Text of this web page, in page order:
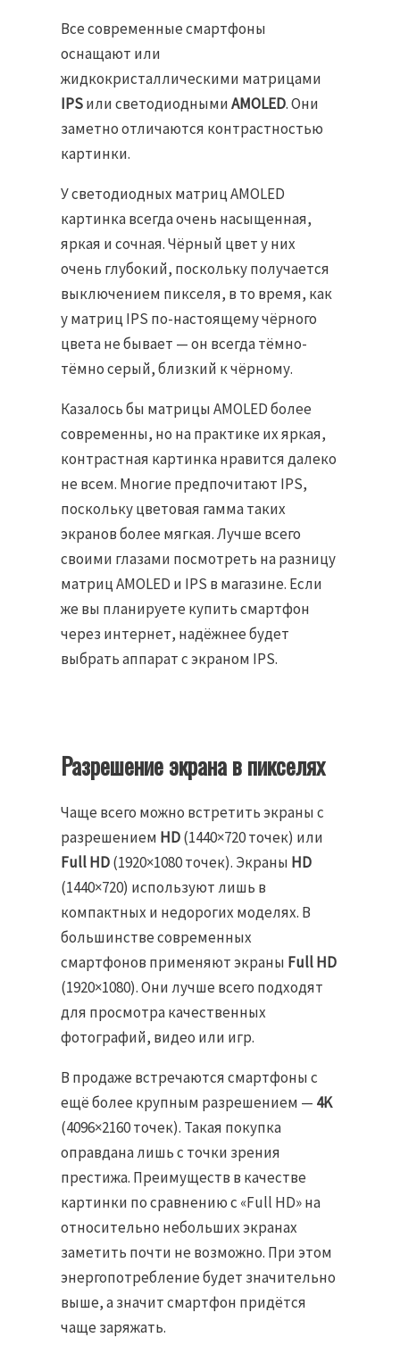
Все современные смартфоны
оснащают или
жидкокристаллическими матрицами
IPSили светодиоднымиAMOLED. Они
заметно отличаются контрастностью
картинки.
У светодиодных матриц AMOLED
картинка всегда очень насыщенная,
яркая и сочная. Чёрный цвет у них
очень глубокий, поскольку получается
выключением пикселя, в то время, как
у матриц IPS по-настоящему чёрного
цвета не бывает — он всегда тёмно-
тёмно серый, близкий к чёрному.
Казалось бы матрицы AMOLED более
современны, но на практике их яркая,
контрастная картинка нравится далеко
не всем. Многие предпочитают IPS,
поскольку цветовая гамма таких
экранов более мягкая. Лучше всего
своими глазами посмотреть на разницу
матриц AMOLED и IPS в магазине. Если
же вы планируете купить смартфон
через интернет, надёжнее будет
выбрать аппарат с экраном IPS.
Разрешение экрана в пикселях
Чаще всего можно встретить экраны с
разрешением HD(1440×720 точек) или
Full HD(1920×1080 точек). Экраны HD
(1440×720) используют лишь в
компактных и недорогих моделях. В
большинстве современных
смартфонов применяют экраны Full HD
(1920×1080). Они лучше всего подходят
для просмотра качественных
фотографий, видео или игр.
В продаже встречаются смартфоны с
ещё более крупным разрешением — 4K
(4096×2160 точек). Такая покупка
оправдана лишь с точки зрения
престижа. Преимуществ в качестве
картинки по сравнению с «Full HD» на
относительно небольших экранах
заметить почти не возможно. При этом
энергопотребление будет значительно
выше, а значит смартфон придётся
чаще заряжать.